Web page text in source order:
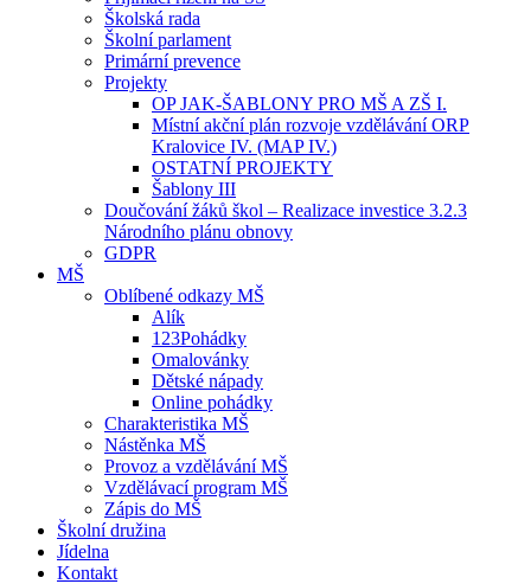
Školská rada
Školní parlament
Primární prevence
Projekty
OP JAK-ŠABLONY PRO MŠ A ZŠ I.
Místní akční plán rozvoje vzdělávání ORP
Kralovice IV. (MAP IV.)
OSTATNÍ PROJEKTY
Šablony III
Doučování žáků škol – Realizace investice 3.2.3
Národního plánu obnovy
GDPR
MŠ
Oblíbené odkazy MŠ
Alík
123Pohádky
Omalovánky
Dětské nápady
Online pohádky
Charakteristika MŠ
Nástěnka MŠ
Provoz a vzdělávání MŠ
Vzdělávací program MŠ
Zápis do MŠ
Školní družina
Jídelna
Kontakt